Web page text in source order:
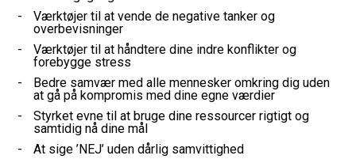
Værktøjer til at vende de negative tanker og
overbevisninger
Værktøjer til at håndtere dine indre konflikter og
forebygge stress
Bedre samvær med alle mennesker omkring dig uden
at gå på kompromis med dine egne værdier
Styrket evne til at bruge dine ressourcer rigtigt og
samtidig nå dine mål
At sige ’NEJ’ uden dårlig samvittighed